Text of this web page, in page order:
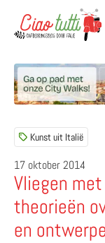
Kunst uit Italië
17 oktober 2014
Vliegen met
theorieën
en